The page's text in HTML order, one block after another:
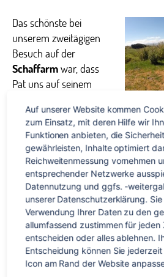
Hört
Schafe in der Falle – umgeben
Das schönste bei
unserem zweitägigen
Besuch auf der
Schaffarmwar, dass
Pat uns auf seinem
nahm. Wir sahen ihm
zu, wie er eine Horde
Schafe mit der Hilfe
Auf unserer Website kommen
zum Einsatz, mit deren Hilfe wir
Funktionen anbieten, die
gewährleisten, Inhalte optimiert
Reichweitenmessung vornehmen
entsprechender Netzwerke
Datennutzung und ggfs. -
unserer Datenschutzerklärung.
Verwendung Ihrer Daten zu den
allumfassend zustimmen für jeden
entscheiden oder alles ablehnen.
Entscheidung können Sie
Icon am Rand der Website